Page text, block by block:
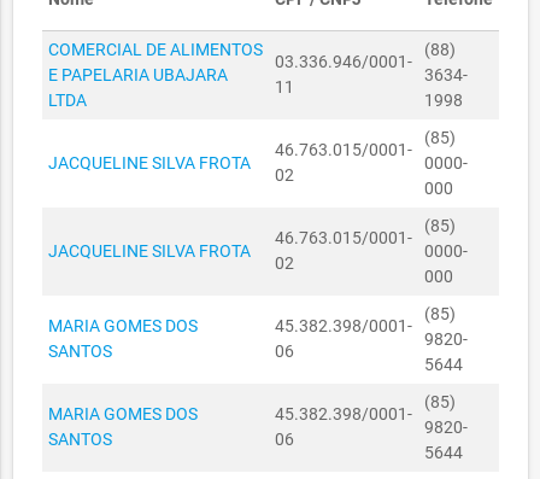
EDUCAÇÃO
06060034/2023
SECRETARIA
R$ 7.500,00
SECRETARIA
EDUCAÇÃO
R$ 3.750,00
06060036/2023
MUNICIPAL
06/06/2023
26.250,00
06060037/2023
SECRETARIA
06/06/2023
11.154,00
COMERCIAL DE ALIMENTOS
E PAPELARIA UBAJARA
LTDA
03.336.946/0001-
11
(88)
3634-
1998
JACQUELINE SILVA FROTA
46.763.015/0001-
02
(85)
0000-
000
JACQUELINE SILVA FROTA
46.763.015/0001-
02
(85)
0000-
000
MARIA GOMES DOS
SANTOS
45.382.398/0001-
06
(85)
9820-
5644
MARIA GOMES DOS
SANTOS
45.382.398/0001-
06
(85)
9820-
5644